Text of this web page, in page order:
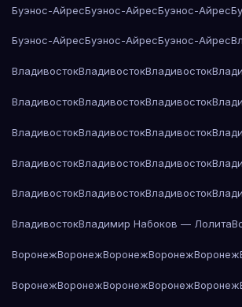
Буэнос-АйресБуэнос-АйресБуэнос-Айрес
Буэнос-АйресБуэнос-АйресБуэнос-Айрес
ВладивостокВладивостокВладивосток
ВладивостокВладивостокВладивосток
ВладивостокВладивостокВладивосток
ВладивостокВладивостокВладивосток
ВладивостокВладивостокВладивосток
ВладивостокВладимир Набоков — Лолита
ВоронежВоронежВоронежВоронежВоронеж
ВоронежВоронежВоронежВоронежВоронеж